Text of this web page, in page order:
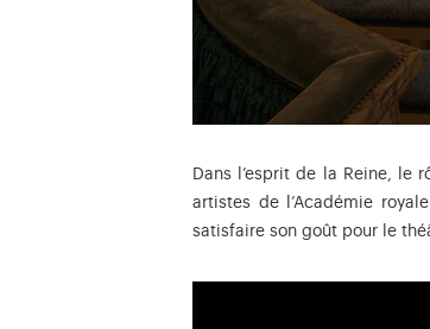
Dans l’esprit de la Reine,
artistes de l’Académie
satisfaire son goût pour le